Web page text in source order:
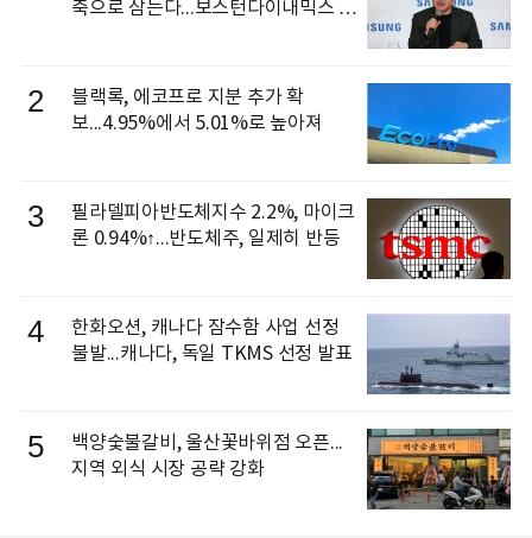
축으로 삼는다...보스턴다이내믹스 출
2
블랙록, 에코프로 지분 추가 확
보...4.95%에서 5.01%로 높아져
3
필라델피아반도체지수 2.2%, 마이크
론 0.94%↑...반도체주, 일제히 반등
4
한화오션, 캐나다 잠수함 사업 선정
불발...캐나다, 독일 TKMS 선정 발표
5
백양숯불갈비, 울산꽃바위점 오픈...
지역 외식 시장 공략 강화